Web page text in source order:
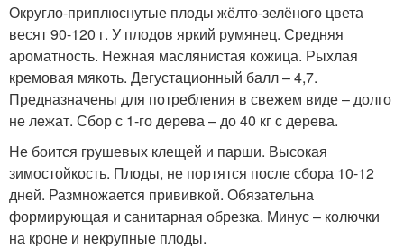
Округло-приплюснутые плоды жёлто-зелёного цвета
весят 90-120 г. У плодов яркий румянец. Средняя
ароматность. Нежная маслянистая кожица. Рыхлая
кремовая мякоть. Дегустационный балл – 4,7.
Предназначены для потребления в свежем виде – долго
не лежат. Сбор с 1-го дерева – до 40 кг с дерева.
Не боится грушевых клещей и парши. Высокая
зимостойкость. Плоды, не портятся после сбора 10-12
дней. Размножается прививкой. Обязательна
формирующая и санитарная обрезка. Минус – колючки
на кроне и некрупные плоды.